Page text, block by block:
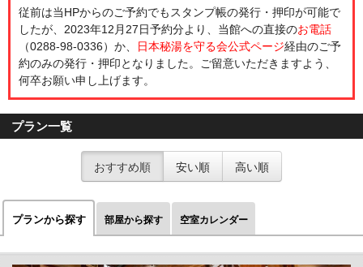
従前は当HPからのご予約でもスタンプ帳の発行・押印が可能で
したが、2023年12月27日予約分より、当館への直接のお電話
（0288-98-0336）か、
日本秘湯を守る会公式ページ経由のご予
約のみの発行・押印となりました。ご留意いただきますよう、
何卒お願い申し上げます。
プラン一覧
おすすめ順 安い順 高い順
プランから探す 部屋から探す 空室カレンダー